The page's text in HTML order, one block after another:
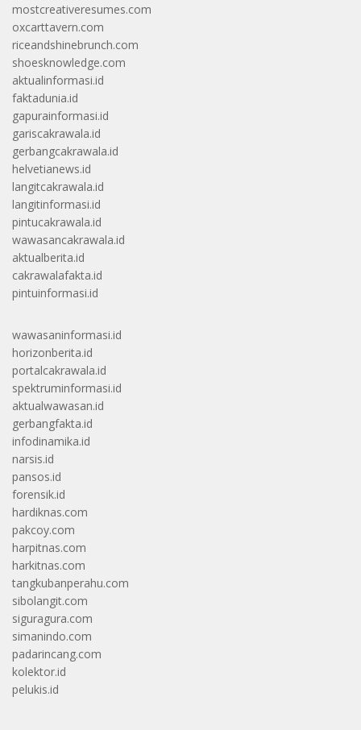
mostcreativeresumes.com
oxcarttavern.com
riceandshinebrunch.com
shoesknowledge.com
aktualinformasi.id
faktadunia.id
gapurainformasi.id
gariscakrawala.id
gerbangcakrawala.id
helvetianews.id
langitcakrawala.id
langitinformasi.id
pintucakrawala.id
wawasancakrawala.id
aktualberita.id
cakrawalafakta.id
pintuinformasi.id
wawasaninformasi.id
horizonberita.id
portalcakrawala.id
spektruminformasi.id
aktualwawasan.id
gerbangfakta.id
infodinamika.id
narsis.id
pansos.id
forensik.id
hardiknas.com
pakcoy.com
harpitnas.com
harkitnas.com
tangkubanperahu.com
sibolangit.com
siguragura.com
simanindo.com
padarincang.com
kolektor.id
pelukis.id